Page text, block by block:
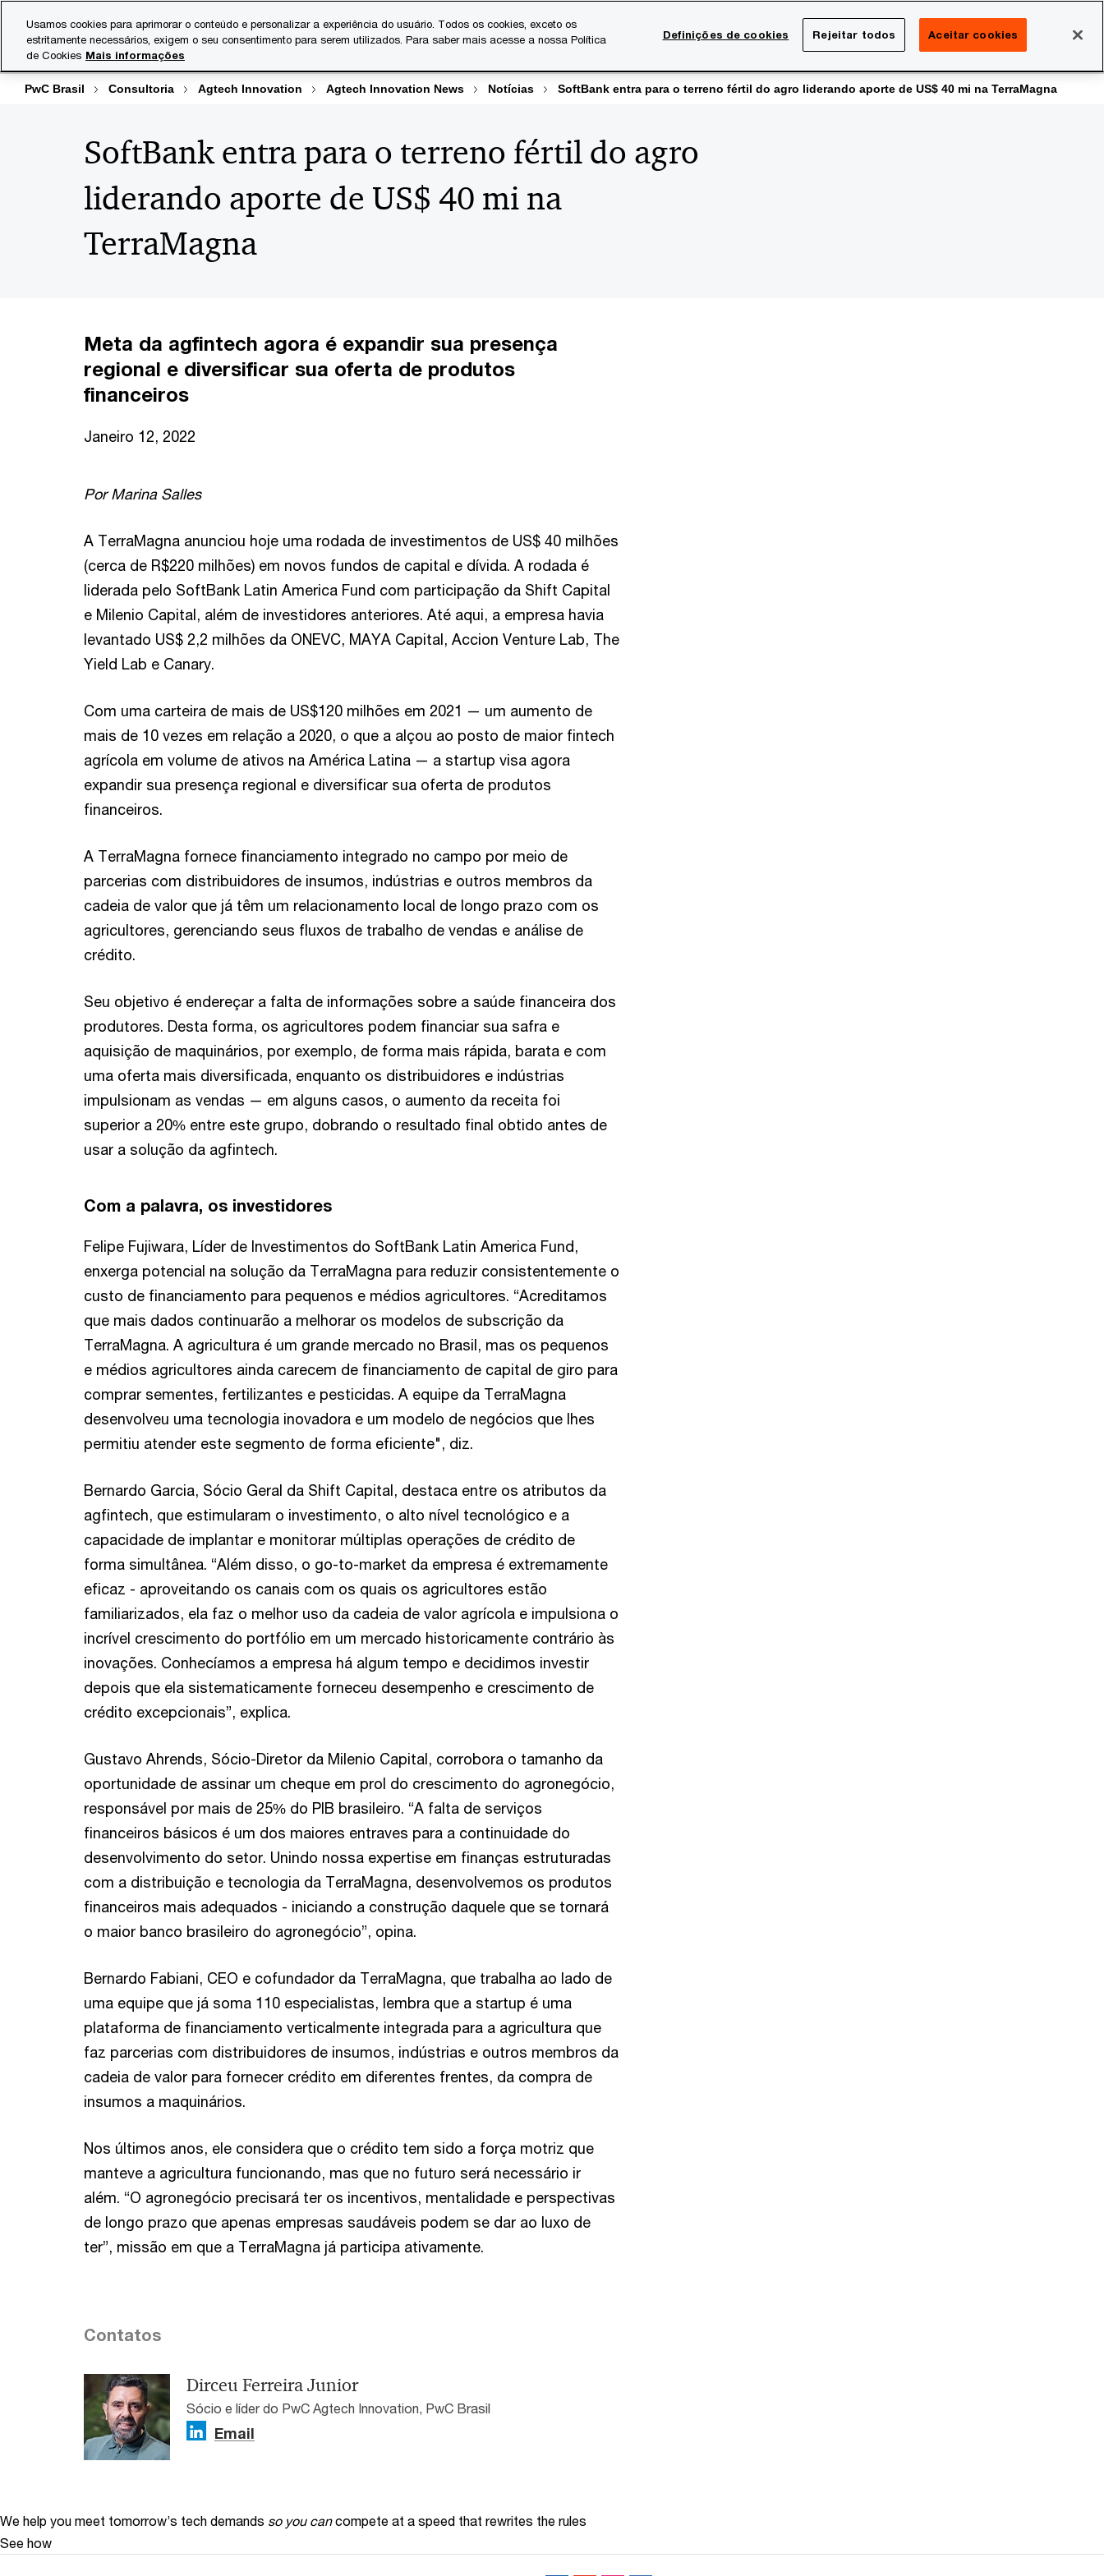
content
footer
Serviços Sala de imprensa
PwC Brasil Consultoria Agtech Innovation Agtech Innovation News Notícias SoftBank entra para o terreno fértil do agro liderando aporte de US$ 40 mi na TerraMagna
SoftBank entra para o terreno fértil do agro
liderando aporte de US$ 40 mi na
TerraMagna
Meta da agfintech agora é expandir sua presença
regional e diversificar sua oferta de produtos
financeiros
Janeiro 12, 2022
Por Marina Salles
A TerraMagna anunciou hoje uma rodada de investimentos de US$ 40 milhões
(cerca de R$220 milhões) em novos fundos de capital e dívida. A rodada é
liderada pelo SoftBank Latin America Fund com participação da Shift Capital
e Milenio Capital, além de investidores anteriores. Até aqui, a empresa havia
levantado US$ 2,2 milhões da ONEVC, MAYA Capital, Accion Venture Lab, The
Yield Lab e Canary.
Com uma carteira de mais de US$120 milhões em 2021 — um aumento de
mais de 10 vezes em relação a 2020, o que a alçou ao posto de maior fintech
agrícola em volume de ativos na América Latina — a startup visa agora
expandir sua presença regional e diversificar sua oferta de produtos
financeiros.
A TerraMagna fornece financiamento integrado no campo por meio de
parcerias com distribuidores de insumos, indústrias e outros membros da
cadeia de valor que já têm um relacionamento local de longo prazo com os
agricultores, gerenciando seus fluxos de trabalho de vendas e análise de
crédito.
Seu objetivo é endereçar a falta de informações sobre a saúde financeira dos
produtores. Desta forma, os agricultores podem financiar sua safra e
aquisição de maquinários, por exemplo, de forma mais rápida, barata e com
uma oferta mais diversificada, enquanto os distribuidores e indústrias
impulsionam as vendas — em alguns casos, o aumento da receita foi
superior a 20% entre este grupo, dobrando o resultado final obtido antes de
usar a solução da agfintech.
Com a palavra, os investidores
Felipe Fujiwara, Líder de Investimentos do SoftBank Latin America Fund,
enxerga potencial na solução da TerraMagna para reduzir consistentemente o
custo de financiamento para pequenos e médios agricultores. “Acreditamos
que mais dados continuarão a melhorar os modelos de subscrição da
TerraMagna. A agricultura é um grande mercado no Brasil, mas os pequenos
e médios agricultores ainda carecem de financiamento de capital de giro para
comprar sementes, fertilizantes e pesticidas. A equipe da TerraMagna
desenvolveu uma tecnologia inovadora e um modelo de negócios que lhes
permitiu atender este segmento de forma eficiente", diz.
Bernardo Garcia, Sócio Geral da Shift Capital, destaca entre os atributos da
agfintech, que estimularam o investimento, o alto nível tecnológico e a
capacidade de implantar e monitorar múltiplas operações de crédito de
forma simultânea. “Além disso, o go-to-market da empresa é extremamente
eficaz - aproveitando os canais com os quais os agricultores estão
familiarizados, ela faz o melhor uso da cadeia de valor agrícola e impulsiona o
incrível crescimento do portfólio em um mercado historicamente contrário às
inovações. Conhecíamos a empresa há algum tempo e decidimos investir
depois que ela sistematicamente forneceu desempenho e crescimento de
crédito excepcionais”, explica.
Gustavo Ahrends, Sócio-Diretor da Milenio Capital, corrobora o tamanho da
oportunidade de assinar um cheque em prol do crescimento do agronegócio,
responsável por mais de 25% do PIB brasileiro. “A falta de serviços
financeiros básicos é um dos maiores entraves para a continuidade do
desenvolvimento do setor. Unindo nossa expertise em finanças estruturadas
com a distribuição e tecnologia da TerraMagna, desenvolvemos os produtos
financeiros mais adequados - iniciando a construção daquele que se tornará
o maior banco brasileiro do agronegócio”, opina.
Bernardo Fabiani, CEO e cofundador da TerraMagna, que trabalha ao lado de
uma equipe que já soma 110 especialistas, lembra que a startup é uma
plataforma de financiamento verticalmente integrada para a agricultura que
faz parcerias com distribuidores de insumos, indústrias e outros membros da
cadeia de valor para fornecer crédito em diferentes frentes, da compra de
insumos a maquinários.
Nos últimos anos, ele considera que o crédito tem sido a força motriz que
manteve a agricultura funcionando, mas que no futuro será necessário ir
além. “O agronegócio precisará ter os incentivos, mentalidade e perspectivas
de longo prazo que apenas empresas saudáveis ​​podem se dar ao luxo de
ter”, missão em que a TerraMagna já participa ativamente.
Contatos
Dirceu Ferreira Junior
Sócio e líder do PwC Agtech Innovation, PwC Brasil
Email
We help you meet tomorrow’s tech demands so you can compete at a speed that rewrites the rules
See how
Usamos cookies para aprimorar o conteúdo e personalizar a experiência do usuário. Todos os cookies, exceto os
estritamente necessários, exigem o seu consentimento para serem utilizados. Para saber mais acesse a nossa Política
de Cookies Mais informações
Definições de cookies Rejeitar todos Aceitar cookies